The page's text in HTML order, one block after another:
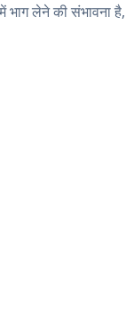
लेने की संभावना